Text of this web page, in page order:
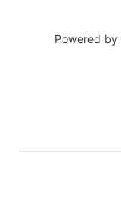
Powered by